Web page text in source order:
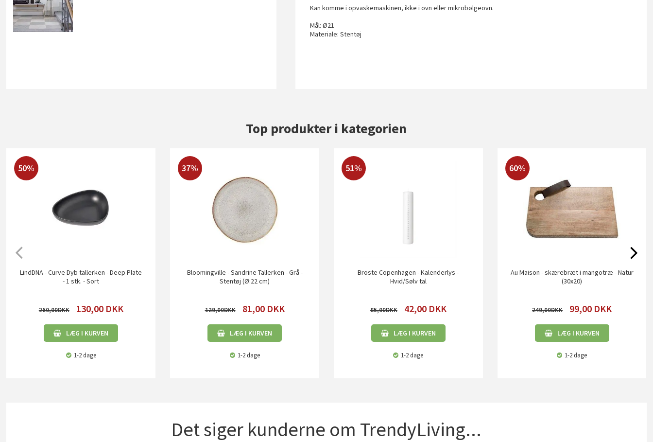
Kan komme i opvaskemaskinen, ikke i ovn eller mikrobølgeovn.
Mål: Ø21
Materiale: Stentøj
Top produkter i kategorien
50%
LindDNA - Curve Dyb tallerken - Deep Plate
- 1 stk. - Sort
260,00 130,00 DKK
LÆG I KURVEN
1-2 dage
37%
Bloomingville - Sandrine Tallerken - Grå -
Stentøj (Ø:22 cm)
129,00 81,00 DKK
LÆG I KURVEN
1-2 dage
51%
Broste Copenhagen - Kalenderlys -
Hvid/Sølv tal
85,00 42,00 DKK
LÆG I KURVEN
1-2 dage
60%
Au Maison - skærebræt i mangotræ - Natur
(30x20)
249,00 99,00 DKK
LÆG I KURVEN
1-2 dage
Det siger kunderne om TrendyLiving...